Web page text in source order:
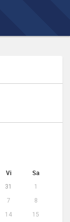
Vi Sa
31
1
7
8
14
15